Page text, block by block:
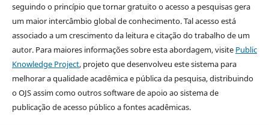
seguindo o princípio que tornar gratuito o acesso a pesquisas gera
um maior intercâmbio global de conhecimento. Tal acesso está
associado a um crescimento da leitura e citação do trabalho de um
autor. Para maiores informações sobre esta abordagem, visite Public
Knowledge Project, projeto que desenvolveu este sistema para
melhorar a qualidade acadêmica e pública da pesquisa, distribuindo
o OJS assim como outros software de apoio ao sistema de
publicação de acesso público a fontes acadêmicas.